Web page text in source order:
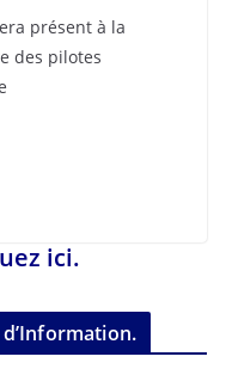
présent à la
des pilotes
ici.